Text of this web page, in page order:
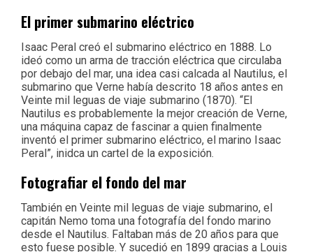
El primer submarino eléctrico
Isaac Peral creó el submarino eléctrico en 1888. Lo
ideó como un arma de tracción eléctrica que circulaba
por debajo del mar, una idea casi calcada al Nautilus, el
submarino que Verne había descrito 18 años antes en
Veinte mil leguas de viaje submarino (1870). “El
Nautilus es probablemente la mejor creación de Verne,
una máquina capaz de fascinar a quien finalmente
inventó el primer submarino eléctrico, el marino Isaac
Peral”, inidca un cartel de la exposición.
Fotografiar el fondo del mar
También en Veinte mil leguas de viaje submarino, el
capitán Nemo toma una fotografía del fondo marino
desde el Nautilus. Faltaban más de 20 años para que
esto fuese posible. Y sucedió en 1899 gracias a Louis